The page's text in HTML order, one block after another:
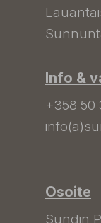
Info &
+358 50
Osoite
Sundin